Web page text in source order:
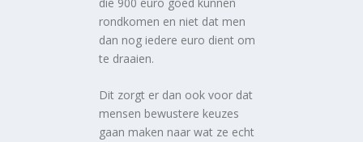
rondkomen en niet dat men
dan nog iedere euro dient om
te draaien.
Dit zorgt er dan ook voor dat
mensen bewustere keuzes
gaan maken naar wat ze echt